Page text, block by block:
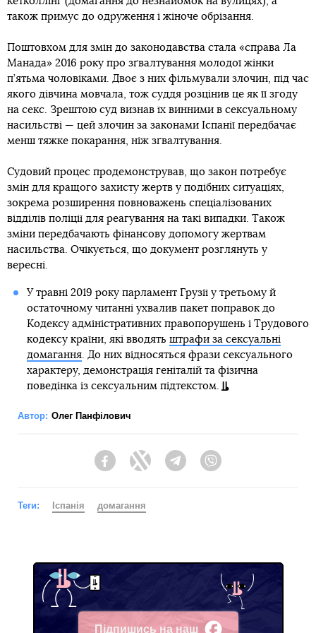
також примус до одруження і жіноче обрізання.
Поштовхом для змін до законодавства стала «справа Ла
Манада» 2016 року про зґвалтування молодої жінки
п’ятьма чоловіками. Двоє з них фільмували злочин, під час
якого дівчина мовчала, тож суддя розцінив це як її згоду
на секс. Зрештою суд визнав їх винними в сексуальному
насильстві — цей злочин за законами Іспанії передбачає
менш тяжке покарання, ніж зґвалтування.
Судовий процес продемонстрував, що закон потребує
змін для кращого захисту жертв у подібних ситуаціях,
зокрема розширення повноважень спеціалізованих
відділів поліції для реагування на такі випадки. Також
зміни передбачають фінансову допомогу жертвам
насильства. Очікується, що документ розглянуть у
вересні.
У травні 2019 року парламент Грузії у третьому й
остаточному читанні ухвалив пакет поправок до
Кодексу адміністративних правопорушень і Трудового
кодексу країни, які вводять штрафи за сексуальні
домагання. До них відносяться фрази сексуального
характеру, демонстрація геніталій та фізична
поведінка із сексуальним підтекстом.
Автор: Олег Панфілович
FacebookTwitter Telegram
Теги: Іспанія домагання
Підпишись на наш